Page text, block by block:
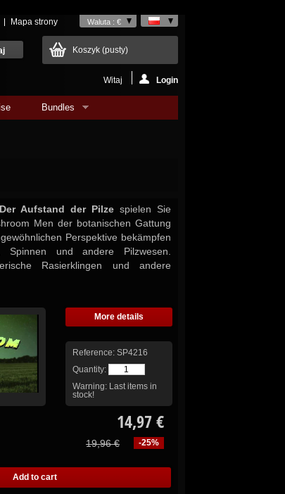
Waluta : €
Mapa strony
Koszyk (pusty)
Witaj Login
Bundles
Aufstand der Pilze spielen Sie
Men der botanischen Gattung
Perspektive bekämpfen
Spinnen und andere Pilzwesen.
Rasierklingen und andere
More details
Reference: SP4216
Quantity:
Warning: Last items in
stock!
14,97 €
-25%
19,96 €